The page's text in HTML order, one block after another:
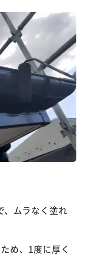
、ムラなく塗れ
め、1度に厚く